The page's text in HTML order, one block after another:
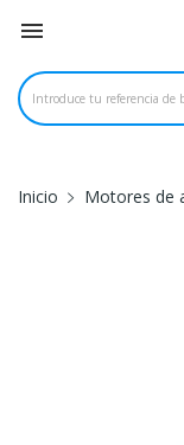

Inicio Motores de